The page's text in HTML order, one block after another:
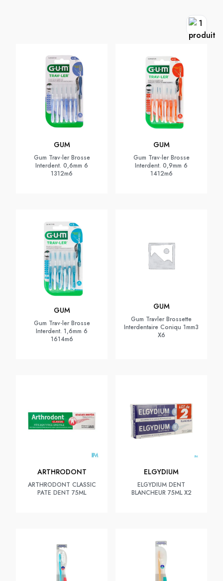
GUM
Gum Trav-ler Brosse
Interdent. 0,6mm 6
1312m6
GUM
Gum Trav-ler Brosse
Interdent. 0,9mm 6
1412m6
GUM
Gum Trav-ler Brosse
Interdent. 1,6mm 6
1614m6
GUM
Gum Travler Brossette
Interdentaire Coniqu 1mm3
X6
ARTHRODONT
ARTHRODONT CLASSIC
PATE DENT 75ML
ELGYDIUM
ELGYDIUM DENT
BLANCHEUR 75ML X2